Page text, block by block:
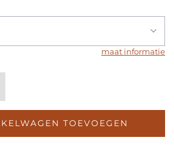
maat informatie
TOEVOEGEN